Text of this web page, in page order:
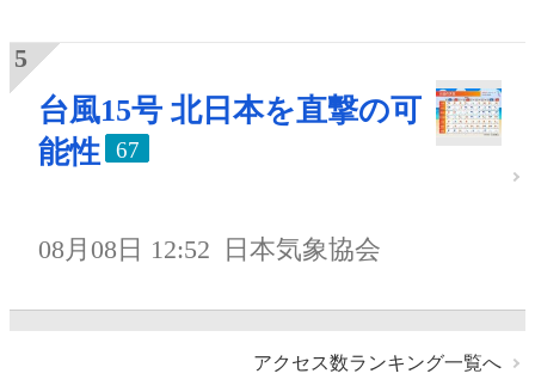
台風15号 北日本を直撃の可
能性
67
08月08日 12:52 日本気象協会
アクセス数ランキング一覧へ